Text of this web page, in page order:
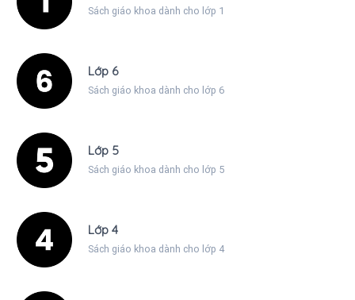
Sách giáo khoa dành cho lớp 1
Lớp 6
Sách giáo khoa dành cho lớp 6
Lớp 5
Sách giáo khoa dành cho lớp 5
Lớp 4
Sách giáo khoa dành cho lớp 4